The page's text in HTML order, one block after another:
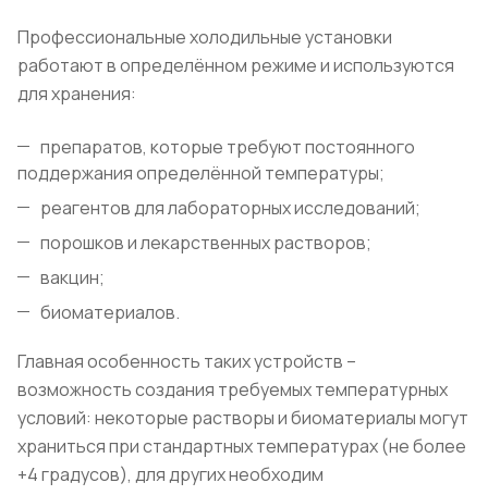
Профессиональные холодильные установки
работают в определённом режиме и используются
для хранения:
препаратов, которые требуют постоянного
поддержания определённой температуры;
реагентов для лабораторных исследований;
порошков и лекарственных растворов;
вакцин;
биоматериалов.
Главная особенность таких устройств –
возможность создания требуемых температурных
условий: некоторые растворы и биоматериалы могут
храниться при стандартных температурах (не более
+4 градусов), для других необходим